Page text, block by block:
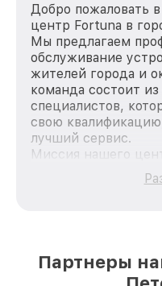
Добро пожаловать
центр Fortuna в
Мы предлагаем
обслуживание
жителей города и
команда состоит
специалистов,
свою
лучший сервис.
Миссия нашего
качественный и
каждого
лучшим сервисным
Партнеры